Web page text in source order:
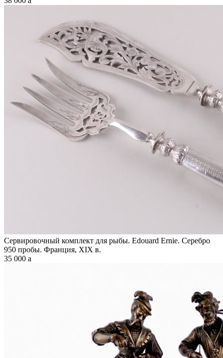
Сервировочный комплект для рыбы. Edouard Ernie. Серебро
950 пробы. Франция, XIX в.
35 000 a